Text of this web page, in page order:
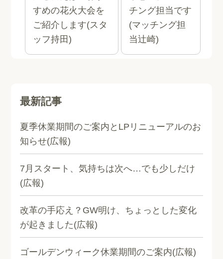
すめの花火大会を
ご紹介します(スタ
ッフ持田)
チング担当です
(マッチング担
当辻崎)
最新記事
夏季休業期間のご案内とLPリニューアルのお
知らせ(広報)
7月スタート、気持ちは次へ…でも少しだけ
(広報)
改革の手応え？GW明け、ちょっとした変化
が起きました(広報)
ゴールデンウィーク休業期間のご案内(広報)